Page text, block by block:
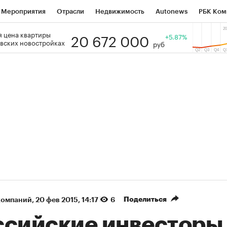
Мероприятия Отрасли Недвижимость Autonews РБК
РБК Образование Тренды
цена квартиры
новостройках
20 672 000 руб
+5.87%
⁠, 20 фев 2015, 14:17 6 Поделиться